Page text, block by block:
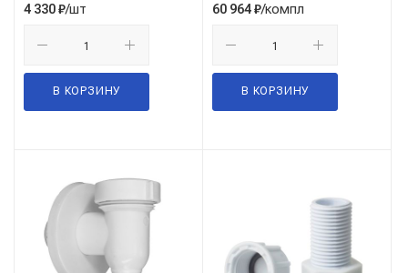
4 330₽/шт
В КОРЗИНУ
5000 л,
60 964₽/компл
В КОРЗИНУ